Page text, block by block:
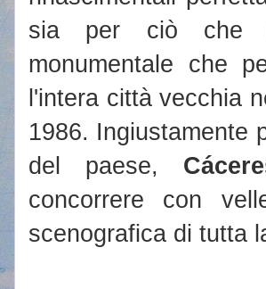
sia per ciò che
monumentale che
l'intera città vecchia
1986. Ingiustamente
del paese,
concorrere con
scenografica di tutta